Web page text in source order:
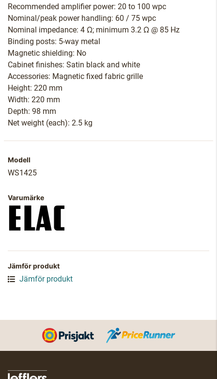
Recommended amplifier power: 20 to 100 wpc
Nominal/peak power handling: 60 / 75 wpc
Nominal impedance: 4 Ω; minimum 3.2 Ω @ 85 Hz
Binding posts: 5-way metal
Magnetic shielding: No
Cabinet finishes: Satin black and white
Accessories: Magnetic fixed fabric grille
Height: 220 mm
Width: 220 mm
Depth: 98 mm
Net weight (each): 2.5 kg
Modell
WS1425
Varumärke
Jämför produkt
Jämför produkt